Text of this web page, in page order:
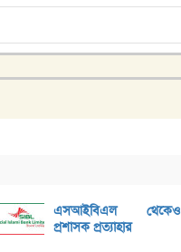
এসআইবিএল থেকেও
প্রশাসক প্রত্যাহার